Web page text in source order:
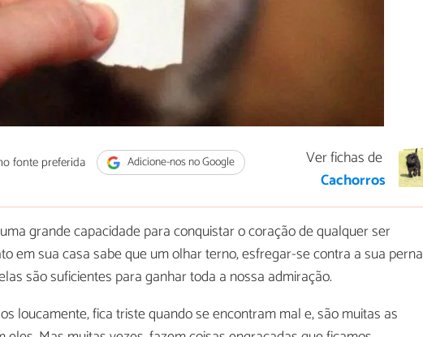
fonte preferida Adicione-nos no Google
Ver fichas de
Cachorros
grande capacidade para conquistar o coração de qualquer ser
em sua casa sabe que um olhar terno, esfregar-se contra a sua perna
são suficientes para ganhar toda a nossa admiração.
loucamente, fica triste quando se encontram mal e, são muitas as